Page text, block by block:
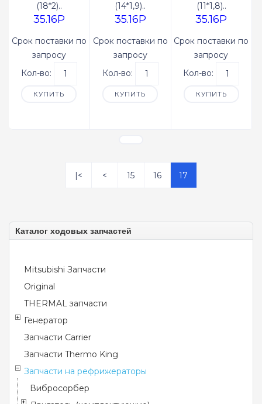
(18*2)..
35.16P
Срок поставки по
запросу
Кол-во:
КУПИТЬ
(14*1,9)..
35.16P
Срок поставки по
запросу
Кол-во:
КУПИТЬ
(11*1,8)..
35.16P
Срок поставки по
запросу
Кол-во:
КУПИТЬ
|< < 15 16 17
Каталог ходовых запчастей
Mitsubishi Запчасти
Original
THERMAL запчасти
Генератор
Запчасти Carrier
Запчасти Thermo King
Запчасти на рефрижераторы
Вибросорбер